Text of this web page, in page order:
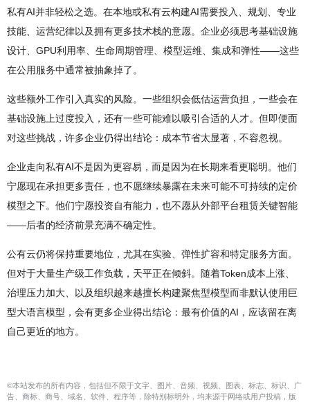
私有AI并非轻松之选。在本地或私有云构建AI需要投入、规划、专业
技能、运营纪律以及拥有更多技术栈的意愿。企业必须思考基础设施
设计、GPU利用率、生命周期管理、模型运维、集成和弹性——这些
在公用服务中通常被抽象掉了。
这些额外工作引入真实的风险。一些组织会低估运营负担，一些会在
基础设施上过度投入，还有一些可能难以吸引合适的人才。但即便面
对这些挑战，许多企业仍得出结论：成本节省太显著，不容忽视。
企业走向私有AI不是因为更容易，而是因为在长期来看更聪明。他们
宁愿现在承担更多责任，也不愿继续暴露在未来可能不可持续的定价
模型之下。他们宁愿投资自有能力，也不愿从外部平台租赁关键智能
——后者的经济前景充满不确定性。
公有云仍将保持重要地位，尤其在实验、弹性扩容和特定服务方面。
但对于大量生产级工作负载，天平正在倾斜。随着Token成本上涨、
治理压力加大、以及组织越来越擅长构建聚焦型模型而非默认使用巨
型大语言模型，会有更多企业得出结论：最有价值的AI，应该留在离
自己更近的地方。
©本站发布的所有内容，包括但不限于文字、图片、音频、视频、图表、标志、标识、广
告、商标、商号、域名、软件、程序等，除特别标明外，均来源于网络或用户投稿，版